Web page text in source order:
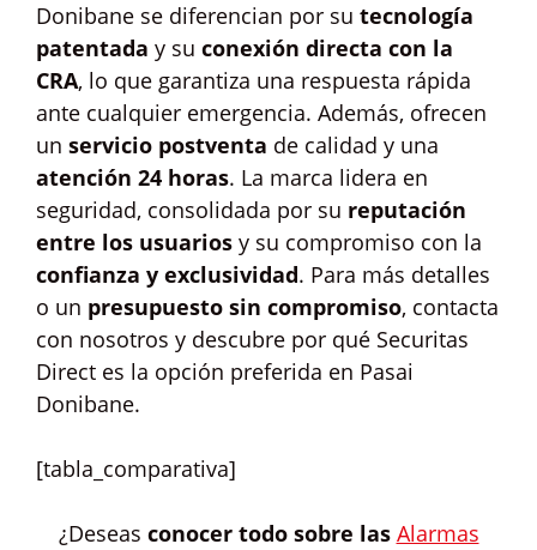
Donibane se diferencian por su tecnología
patentada y su conexión directa con la
CRA, lo que garantiza una respuesta rápida
ante cualquier emergencia. Además, ofrecen
un servicio postventa de calidad y una
atención 24 horas. La marca lidera en
seguridad, consolidada por su reputación
entre los usuarios y su compromiso con la
confianza y exclusividad. Para más detalles
o un presupuesto sin compromiso, contacta
con nosotros y descubre por qué Securitas
Direct es la opción preferida en Pasai
Donibane.
[tabla_comparativa]
¿Deseas conocer todo sobre las Alarmas